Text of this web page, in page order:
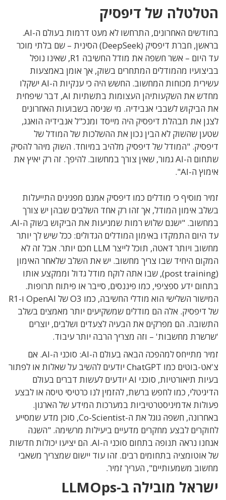
הטלטלה של דיפסיק
בחודשים האחרונים, התרחשו לא מעט דרמות בעולם ה-AI.
בראשן, חברת דיפסיק (DeepSeek) הסינית – שם בלתי מוכר
עד היום – אשר חשפה את מודל החשיבה R1, שאינו נופל
בביצועיו מהמודלים המתחרים בשוק, אך אומן באמצעות
עשירית מכוחות המחשוב.
החשש היה כי ענקיות ה-AI ישקלו
מחדש את השקעותיהן העצומות בתשתיות AI, דבר שיפחית
את הביקוש לשבבי אנבידיה. מי שניסה בשבועות האחרונים
לצנן את תבהלת דיפסיק היה מייסד ומנכ"ל אנבידיה הואנג,
שטען שהשוק לא הבין נכון את ההשלכות של המודל של
דיפסיק. "המודל של דיפסיק מלהיב במיוחד. השוק מיהר להסיק
שתחום ה-AI גמור, שאין צורך במחשוב. להיפך. זה רק יאיץ את
אימוץ ה-AI".
זמיר מוסיף כי מודלים כמו דיפסיק אמנם מפגינים התייעלות
בשלב אימון המודל, אך זהו רק אחד השלבים שבהן יש צורך
במחשוב. "ישנם שלוש רמות שמניעות את הביקוש בשוק ה-AI.
עד היום התמקדו באימון המודלים הגדולים: ככל שיש לך יותר
מחשוב ויותר דאטה, תוכל לייצר LLM חכם יותר. אבל זה לא
המקום היחיד שבו צריך מחשוב. יש את השלב שלאחר האימון
(post training), שבו אתה לוקח מודל גדול וממקצע אותו
בתחום ידע ספציפי, כמו פיננסים, סייבר או פיתוח תרופות.
המישור השלישי הוא מודלי החשיבה, כמו O3 של OpenAI ו-R1
של דיפסיק. אלה הם מודלים שמשקיעים יותר מאמצים בשלב
התשובה. הם מפרקים את הבעיה לצעדים ושלבים, יוצרים
'שרשרת מחשבות' – וזה מצריך הרבה יותר עיבוד.
זמיר מתייחס למהפכה הבאה בעולם ה-AI: סוכני ה-AI. אם
צ'אט-בוטים כמו ChatGPT יודעים להשיב על שאלות או לפתור
בעיות תיאורטיות, סוכני AI יודעים לעשות דברים בעולם
הדיגיטלי, כמו לחפש ברשת, להזמין לנו כרטיסי טיסה או לבצע
פעולות אדמיניסטרטיביות במערכות המידע של הארגון.
באחרונה, חשפה גוגל את ה-Co-Scientist, סוכן מדע שמסייע
לחוקרים לבצע מחקרים מדעיים ביעילות מרשימה. "השנה
אנחנו נראה תנופה בתחום סוכני ה-AI. הם יציעו יכולות חדשות
של אוטומציה בתחומים רבים. זהו עוד יישום שמצריך משאבי
מחשוב משמעותיים", העריך זמיר.
ישראל מובילה ב-LLMOps